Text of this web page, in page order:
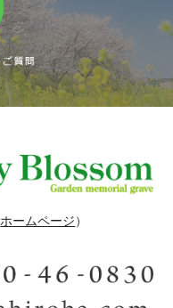
ホームページ）